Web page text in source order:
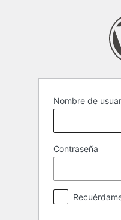
Nombre de
Contraseña